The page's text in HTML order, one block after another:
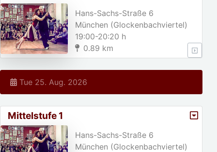
A1/Weihnachtspause von 23.
Hans-Sachs-Straße 6
München (Glockenbachviertel)
19:00-20:20 h
0.89 km
Tue 25. Aug. 2026
Mittelstufe 1
Hans-Sachs-Straße 6
München (Glockenbachviertel)